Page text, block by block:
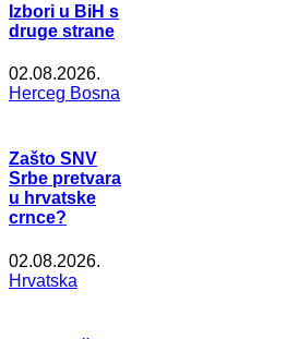
Izbori u BiH s
druge strane
02.08.2026.
Herceg Bosna
Zašto SNV
Srbe pretvara
u hrvatske
crnce?
02.08.2026.
Hrvatska